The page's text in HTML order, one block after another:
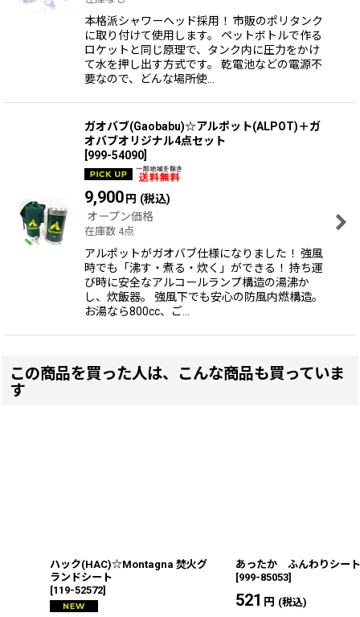
本格派シャワーヘッド採用！ 市販のポリタンク
に取り付けて使用します。 ペットボトルで作る
ロケットと同じ原理で、タンク内に圧力をかけ
て水を押し出す方式です。 乾電池などの電源不
要なので、どんな場所使…
ガオバブ(Gaobabu)☆アルポット(ALPOT)＋ガ
オバブオリジナル4点セット
999-54090
9,900円 (税込)
オープン価格
在庫数 4点
アルポットがガオバブ仕様になりました！ 強風
時でも「沸す・煮る・炊く」ができる！ 持ち運
び時に安全なアルコールランプ構造の湯沸か
し、炊飯器。 強風下でも安心の防風内燃構造。
お湯なら800cc、ご…
この商品を買った人は、こんな商品も買っていま
す
ハック(HAC)☆Montagna 焚火グ
ランドシート
[119-52572]
あったか ふんわりシート
[999-85053]
521 円 (税込)